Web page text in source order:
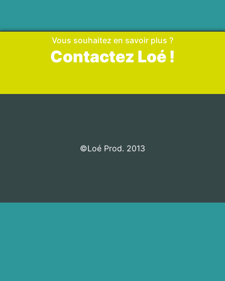
Vous souhaitez en savoir plus ?
Contactez Loé !
©Loé Prod. 2013